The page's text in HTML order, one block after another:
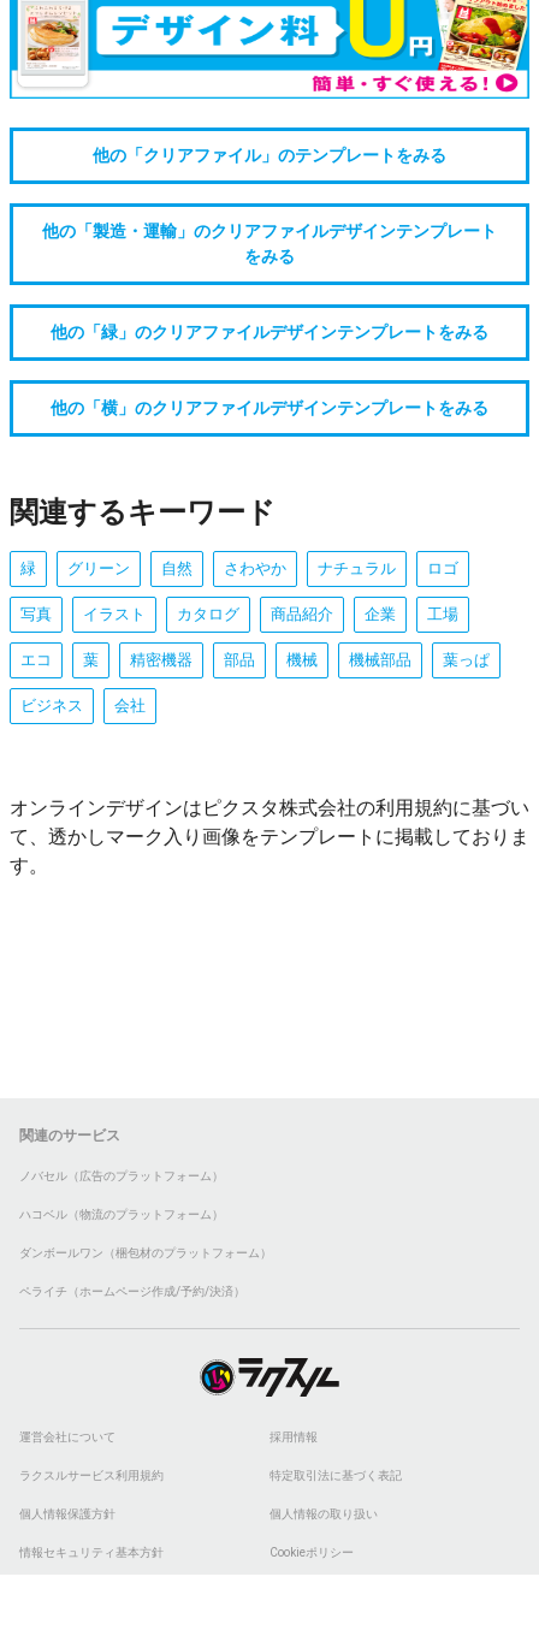
他の「クリアファイル」のテンプレートをみる
他の「製造・運輸」のクリアファイルデザインテンプレート
をみる
他の「緑」のクリアファイルデザインテンプレートをみる
他の「横」のクリアファイルデザインテンプレートをみる
関連するキーワード
緑 グリーン 自然 さわやか ナチュラル ロゴ
写真 イラスト カタログ 商品紹介 企業 工場
エコ 葉 精密機器 部品 機械 機械部品 葉っぱ
ビジネス 会社
オンラインデザインはピクスタ株式会社の利用規約に基づい
て、透かしマーク入り画像をテンプレートに掲載しておりま
す。
関連のサービス
ノバセル（広告のプラットフォーム）
ハコベル（物流のプラットフォーム）
ダンボールワン（梱包材のプラットフォーム）
ペライチ（ホームページ作成/予約/決済）
運営会社について 採用情報
ラクスルサービス利用規約 特定取引法に基づく表記
個人情報保護方針 個人情報の取り扱い
情報セキュリティ基本方針 Cookieポリシー